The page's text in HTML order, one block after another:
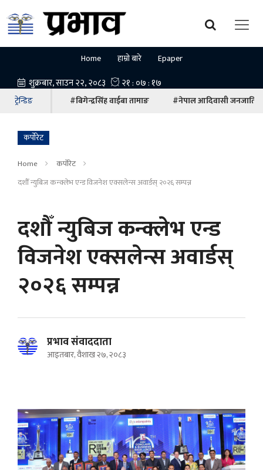
Home हाम्रो बारे Epaper
ट्रेन्डिङ #बिगेन्द्रसिंह वाईबा तामाङ #नेपाल आदिवासी जनजाति
कर्पोरेट
Home
कर्पोरेट
दशौँ न्युबिज कन्क्लेभ एन्ड विजनेश एक्सलेन्स अवार्डस् २०२६ सम्पन्न
दशौँ न्युबिज कन्क्लेभ एन्ड
विजनेश एक्सलेन्स अवार्डस्
२०२६ सम्पन्न
प्रभाव संवाददाता
आइतबार, वैशाख २७, २०८३